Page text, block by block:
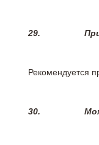
29.
Рекомендуется
30.